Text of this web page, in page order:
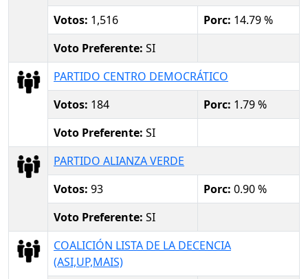
Votos: 1,516 Porc: 14.79 %
Voto Preferente: SI
PARTIDO CENTRO DEMOCRÁTICO
Votos: 184 Porc: 1.79 %
Voto Preferente: SI
PARTIDO ALIANZA VERDE
Votos: 93 Porc: 0.90 %
Voto Preferente: SI
COALICIÓN LISTA DE LA DECENCIA
(ASI,UP,MAIS)